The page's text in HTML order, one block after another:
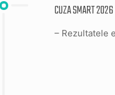
CUZA SMART
– Rezultatele